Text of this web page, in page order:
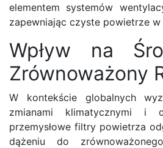
elementem systemów
zapewniając czyste powietrze w
Wpływ na
Zrównoważony
W kontekście globalnych
zmianami klimatycznymi i
przemysłowe filtry powietrza
dążeniu do